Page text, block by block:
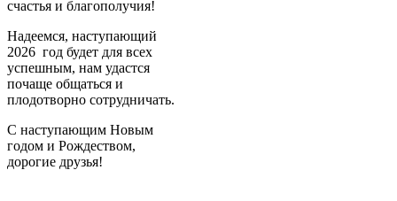
счастья и благополучия!
Надеемся, наступающий
2026 год будет для всех
успешным, нам удастся
почаще общаться и
плодотворно сотрудничать.
С наступающим Новым
годом и Рождеством,
дорогие друзья!